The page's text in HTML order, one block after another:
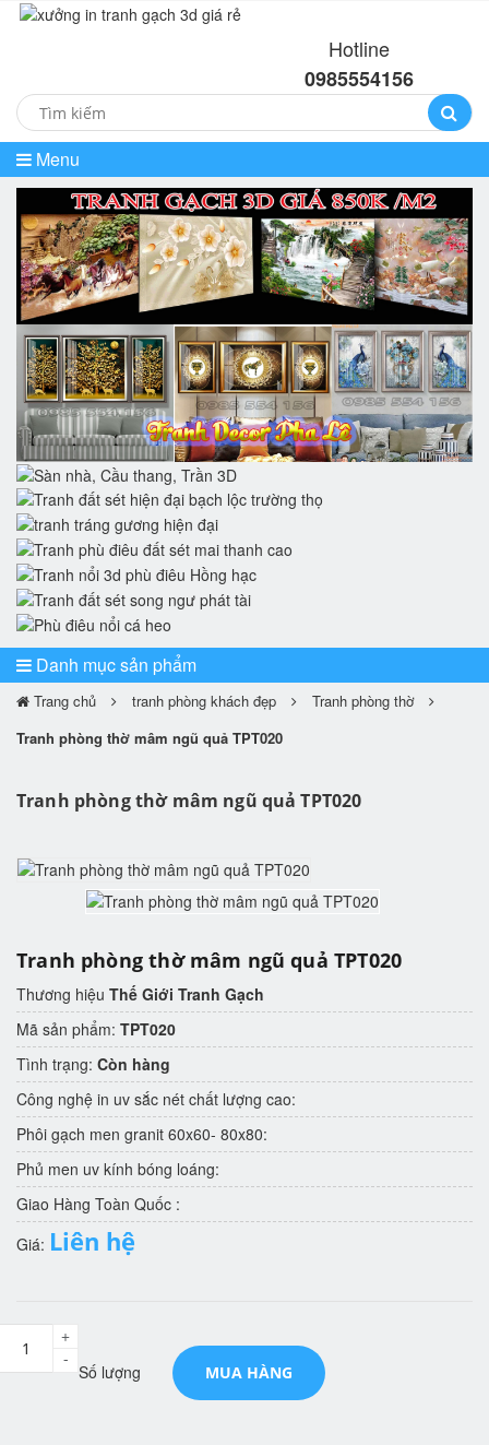
Hotline
0985554156
Menu
Danh mục sản phẩm
Trang chủ tranh phòng khách đẹp
Tranh phòng thờ
Tranh phòng thờ mâm ngũ quả TPT020
Tranh phòng thờ mâm ngũ quả TPT020
Tranh phòng thờ mâm ngũ quả TPT020
Thương hiệu Thế Giới Tranh Gạch
Mã sản phẩm: TPT020
Tình trạng: Còn hàng
Công nghệ in uv sắc nét chất lượng cao:
Phôi gạch men granit 60x60- 80x80:
Phủ men uv kính bóng loáng:
Giao Hàng Toàn Quốc :
Giá: Liên hệ
Số lượng
-
+
MUA HÀNG